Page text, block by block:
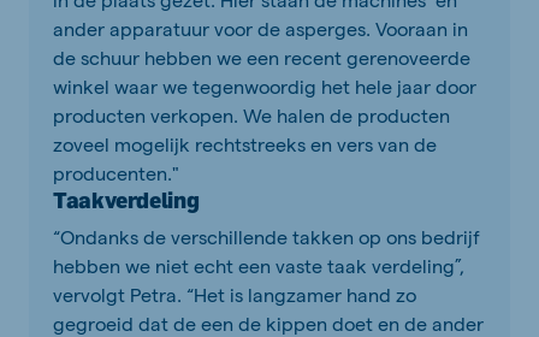
ander apparatuur voor de asperges. Vooraan in
de schuur hebben we een recent gerenoveerde
winkel waar we tegenwoordig het hele jaar door
producten verkopen. We halen de producten
zoveel mogelijk rechtstreeks en vers van de
producenten."
Taakverdeling
“Ondanks de verschillende takken op ons bedrijf
hebben we niet echt een vaste taak­ verdeling”,
vervolgt Petra. “Het is langzamer­ hand zo
gegroeid dat de een de kippen doet en de ander